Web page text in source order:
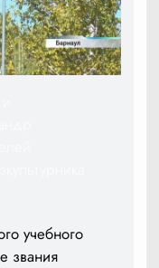
учебного
звания